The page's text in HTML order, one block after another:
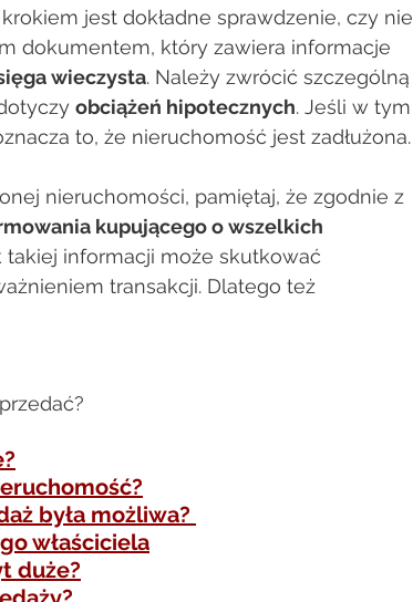
jest dokładne sprawdzenie, czy nie
dokumentem, który zawiera informacje
wieczysta. Należy zwrócić szczególną
obciążeń hipotecznych. Jeśli w tym
to, że nieruchomość jest zadłużona.
nieruchomości, pamiętaj, że zgodnie z
kupującego o wszelkich
informacji może skutkować
transakcji. Dlatego też
była możliwa?
właściciela
duże?